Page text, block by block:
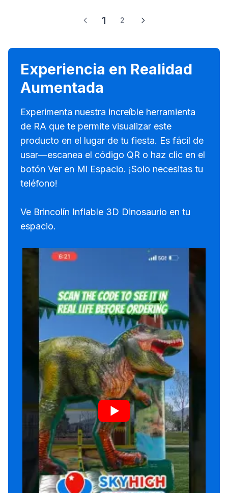
1 2
Experiencia en Realidad
Aumentada
Experimenta nuestra increíble herramienta
de RA que te permite visualizar este
producto en el lugar de tu fiesta. Es fácil de
usar—escanea el código QR o haz clic en el
botón Ver en Mi Espacio. ¡Solo necesitas tu
teléfono!
Ve Brincolín Inflable 3D Dinosaurio en tu
espacio.